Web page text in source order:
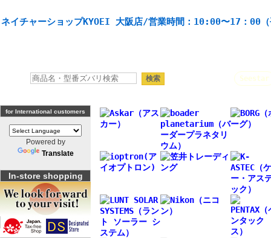
ネイチャーショップKYOEI 大阪店/営業時間：10:00〜17：00（
Seestar
for International customers
Powered by
Translate
In-store shopping